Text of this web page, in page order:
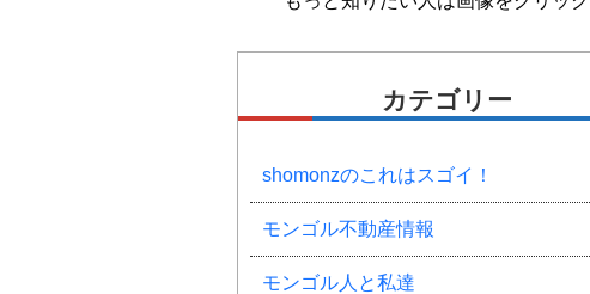
カテゴリー
shomonzのこれはスゴイ！
モンゴル不動産情報
モンゴル人と私達